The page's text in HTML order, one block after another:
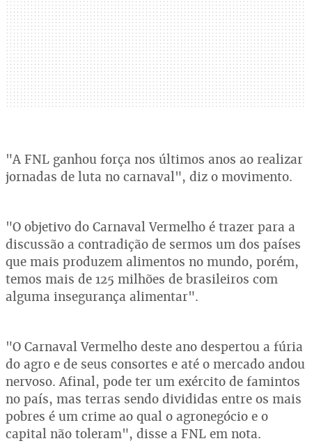
"A FNL ganhou força nos últimos anos ao realizar
jornadas de luta no carnaval", diz o movimento.
"O objetivo do Carnaval Vermelho é trazer para a
discussão a contradição de sermos um dos países
que mais produzem alimentos no mundo, porém,
temos mais de 125 milhões de brasileiros com
alguma insegurança alimentar".
"O Carnaval Vermelho deste ano despertou a fúria
do agro e de seus consortes e até o mercado andou
nervoso. Afinal, pode ter um exército de famintos
no país, mas terras sendo divididas entre os mais
pobres é um crime ao qual o agronegócio e o
capital não toleram", disse a FNL em nota.